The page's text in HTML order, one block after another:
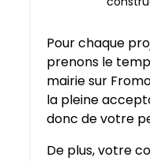
Pour chaque
prenons le
mairie sur
la pleine
donc de votre
De plus, votre